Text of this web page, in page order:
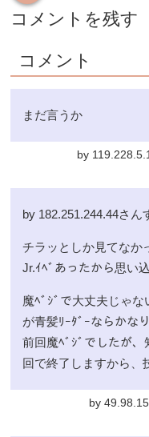
コメントを残す
コメント
まだ言うか
by
by 182.251.244.44さん
チラッとしか見てなか
Jr.ｲﾍﾞあったから思い
魔ﾍﾞｼﾞで大丈夫じゃ
が青髪ﾘｰﾀﾞｰならかな
前回魔ﾍﾞｼﾞでしたが
回で終了しますから、
by